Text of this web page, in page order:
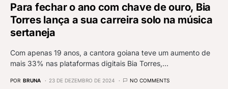
Para fechar o ano com chave de ouro, Bia
Torres lança a sua carreira solo na música
sertaneja
Com apenas 19 anos, a cantora goiana teve um aumento de
mais 33% nas plataformas digitais Bia Torres,…
POR BRUNA 23 DE DEZEMBRO DE 2024 NO COMMENTS